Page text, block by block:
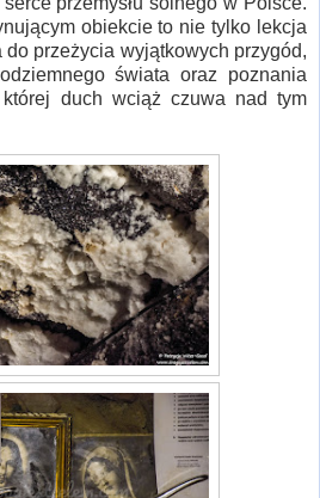
obiekcie to nie tylko lekcja
do przeżycia wyjątkowych przygód,
świata oraz poznania
duch wciąż czuwa nad tym